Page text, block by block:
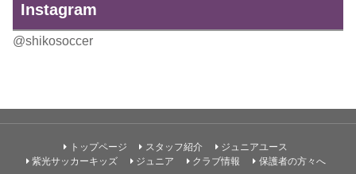
Instagram
@shikosoccer
トップページ スタッフ紹介
ジュニアユース
紫光サッカーキッズ
ジュニア クラブ情報 保護者の方々へ